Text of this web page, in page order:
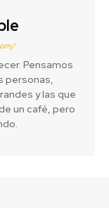
Pensamos
personas,
y las que
un café, pero